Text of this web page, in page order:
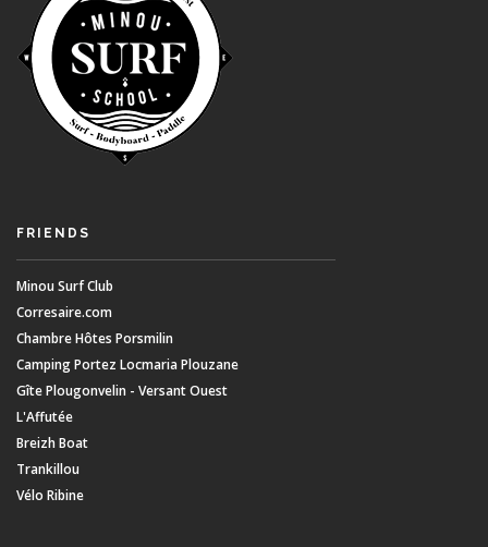
FRIENDS
Minou Surf Club
Corresaire.com
Chambre Hôtes Porsmilin
Camping Portez Locmaria Plouzane
Gîte Plougonvelin - Versant Ouest
L'Affutée
Breizh Boat
Trankillou
Vélo Ribine